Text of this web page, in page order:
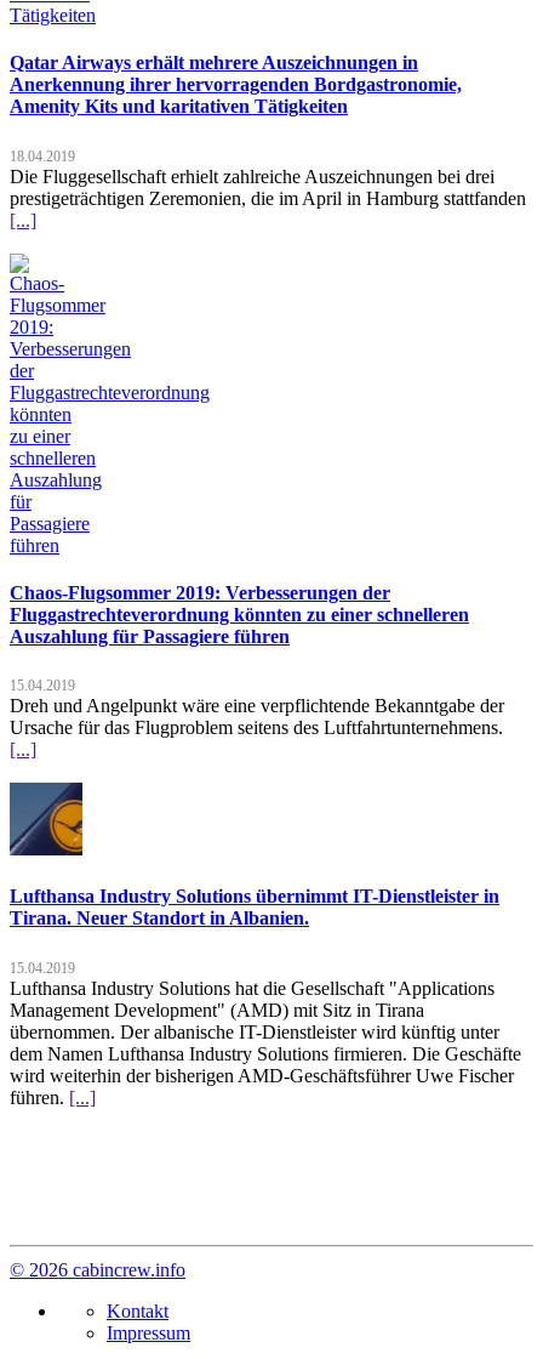
Qatar Airways erhält mehrere Auszeichnungen in
Anerkennung ihrer hervorragenden Bordgastronomie,
Amenity Kits und karitativen Tätigkeiten
18.04.2019
Die Fluggesellschaft erhielt zahlreiche Auszeichnungen bei drei
prestigeträchtigen Zeremonien, die im April in Hamburg stattfanden
[...]
Chaos-Flugsommer 2019: Verbesserungen der
Fluggastrechteverordnung könnten zu einer schnelleren
Auszahlung für Passagiere führen
15.04.2019
Dreh und Angelpunkt wäre eine verpflichtende Bekanntgabe der
Ursache für das Flugproblem seitens des Luftfahrtunternehmens.
[...]
Lufthansa Industry Solutions übernimmt IT-Dienstleister in
Tirana. Neuer Standort in Albanien.
15.04.2019
Lufthansa Industry Solutions hat die Gesellschaft "Applications
Management Development" (AMD) mit Sitz in Tirana
übernommen. Der albanische IT-Dienstleister wird künftig unter
dem Namen Lufthansa Industry Solutions firmieren. Die Geschäfte
wird weiterhin der bisherigen AMD-Geschäftsführer Uwe Fischer
führen. [...]
© 2026 cabincrew.info
Kontakt
Impressum